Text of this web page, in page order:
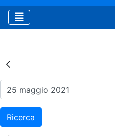
Risultati
Ricerca